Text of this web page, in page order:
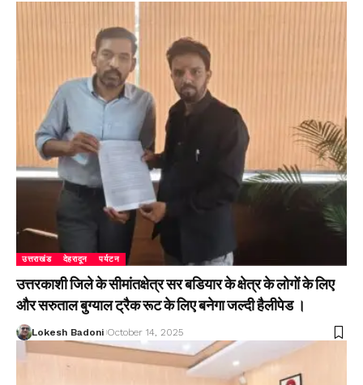
उत्तराखंड देहरादून पर्यटन
उत्तरकाशी जिले के सीमांतक्षेत्र सर बडियार के क्षेत्र के लोगों के लिए
और सरुताल बुग्याल ट्रैक रूट के लिए बनेगा जल्दी हैलीपेड ।
Lokesh Badoni October 14, 2025